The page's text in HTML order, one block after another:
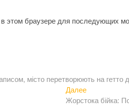
этом браузере для последующих
місто перетворюють на гетто
ДалееСледующая
запись:
Жорстока бійка: